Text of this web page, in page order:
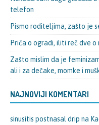
telefon
Pismo roditeljima, zašto je
Priča o ogradi, iliti reč dve
Zašto mislim da je
ali i za dečake, momke i
NAJNOVIJI KOMENTARI
sinusitis postnasal drip na